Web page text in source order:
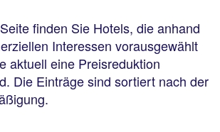
finden Sie Hotels, die anhand
Interessen vorausgewählt
aktuell eine Preisreduktion
Die Einträge sind sortiert nach der